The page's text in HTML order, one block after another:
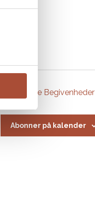
Næste Begivenheder
Abonner på kalender